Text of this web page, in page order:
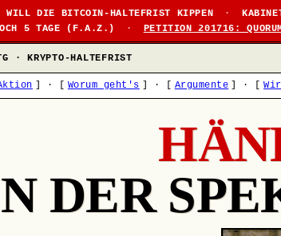
WILL DIE BITCOIN-HALTEFRIST KIPPEN ·
5 TAGE (F.A.Z.)
· PETITION 201716:
· KRYPTO-HALTEFRIST
· Worum geht's · Argumente ·
DER